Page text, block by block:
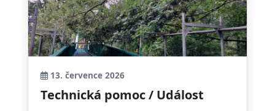
13. července 2026
Technická pomoc / Událost